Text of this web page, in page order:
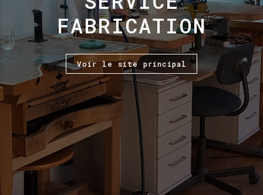
FABRICATION
Voir le site principal